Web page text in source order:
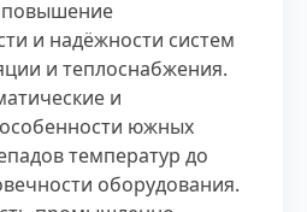
и надёжности систем
и теплоснабжения.
и
южных
температур до
оборудования.